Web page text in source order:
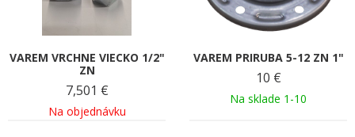
VAREM VRCHNE VIECKO 1/2"
ZN
7,501 €
Na objednávku
VAREM PRIRUBA 5-12 ZN 1"
10 €
Na sklade 1-10